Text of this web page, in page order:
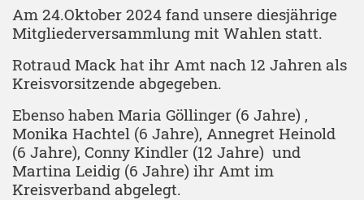
Am 24.Oktober 2024 fand unsere diesjährige
Mitgliederversammlung mit Wahlen statt.
Rotraud Mack hat ihr Amt nach 12 Jahren als
Kreisvorsitzende abgegeben.
Ebenso haben Maria Göllinger (6 Jahre) ,
Monika Hachtel (6 Jahre), Annegret Heinold
(6 Jahre), Conny Kindler (12 Jahre) und
Martina Leidig (6 Jahre) ihr Amt im
Kreisverband abgelegt.